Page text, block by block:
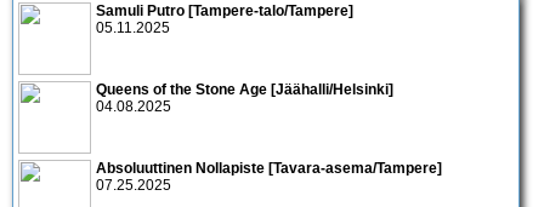
Samuli Putro [Tampere-talo/Tampere]
05.11.2025
Queens of the Stone Age [Jäähalli/Helsinki]
04.08.2025
Absoluuttinen Nollapiste [Tavara-asema/Tampere]
07.25.2025